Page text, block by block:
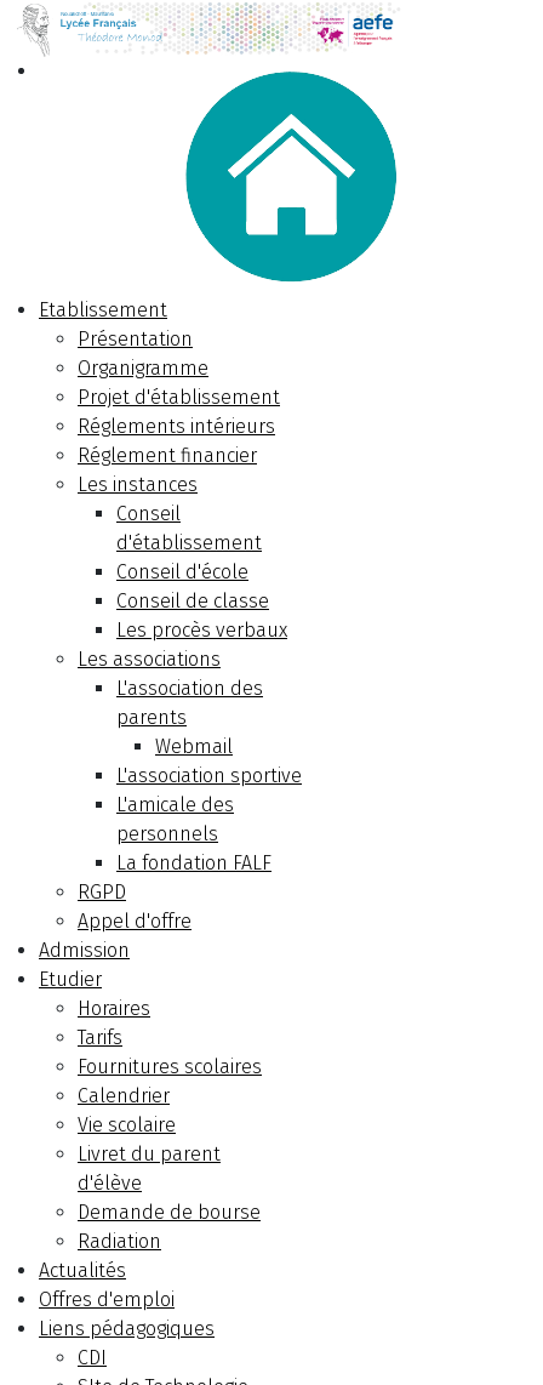
Etablissement
Présentation
Organigramme
Projet d'établissement
Réglements intérieurs
Réglement financier
Les instances
Conseil
d'établissement
Conseil d'école
Conseil de classe
Les procès verbaux
Les associations
L'association des
parents
Webmail
L'association sportive
L'amicale des
personnels
La fondation FALF
RGPD
Appel d'offre
Admission
Etudier
Horaires
Tarifs
Fournitures scolaires
Calendrier
Vie scolaire
Livret du parent
d'élève
Demande de bourse
Radiation
Actualités
Offres d'emploi
Liens pédagogiques
CDI